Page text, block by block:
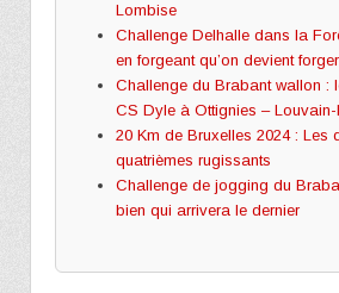
Lombise
Challenge Delhalle dans la
en forgeant qu’on devient
Challenge du Brabant wallon :
CS Dyle à Ottignies –
20 Km de Bruxelles 2024 : Les
quatrièmes rugissants
Challenge de jogging du
bien qui arrivera le dernier